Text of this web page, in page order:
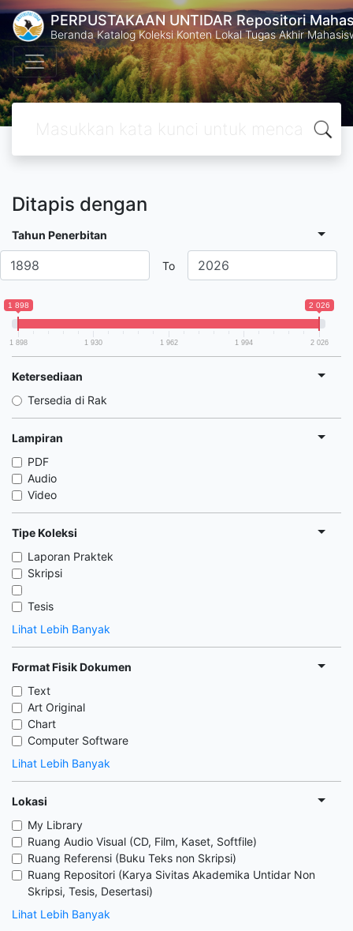
PERPUSTAKAAN UNTIDAR Repositori
Beranda Katalog Koleksi Konten Lokal Tugas Akhir
Ditapis dengan
Tahun Penerbitan
To
1 898 2 026
1 898 1 930 1 962 1 994 2 026
Ketersediaan
Tersedia di Rak
Lampiran
PDF
Audio
Video
Tipe Koleksi
Laporan Praktek
Skripsi
Tesis
Lihat Lebih Banyak
Format Fisik Dokumen
Text
Art Original
Chart
Computer Software
Lihat Lebih Banyak
Lokasi
My Library
Ruang Audio Visual (CD, Film, Kaset, Softfile)
Ruang Referensi (Buku Teks non Skripsi)
Ruang Repositori (Karya Sivitas Akademika Untidar Non
Skripsi, Tesis, Desertasi)
Lihat Lebih Banyak